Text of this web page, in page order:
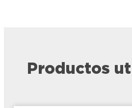
Productos